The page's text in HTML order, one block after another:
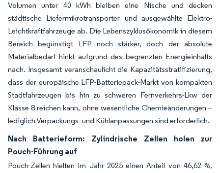
Volumen unter 40 kWh bleiben eine Nische und decken
städtische Liefermikrotransporter und ausgewählte Elektro-
Leichtkraftfahrzeuge ab. Die Lebenszyklusökonomik in diesem
Bereich begünstigt LFP noch stärker, doch der absolute
Materialbedarf hinkt aufgrund des begrenzten Energieinhalts
nach. Insgesamt veranschaulicht die Kapazitätsstratifizierung,
dass der europäische LFP-Batteriepack-Markt von kompakten
Stadtfahrzeugen bis hin zu schweren Fernverkehrs-Lkw der
Klasse 8 reichen kann, ohne wesentliche Chemieänderungen –
lediglich Verpackungs- und Kühlanpassungen sind erforderlich.
Nach Batterieform: Zylindrische Zellen holen zur
Pouch-Führung auf
Pouch-Zellen hielten im Jahr 2025 einen Anteil von 46,62 %,